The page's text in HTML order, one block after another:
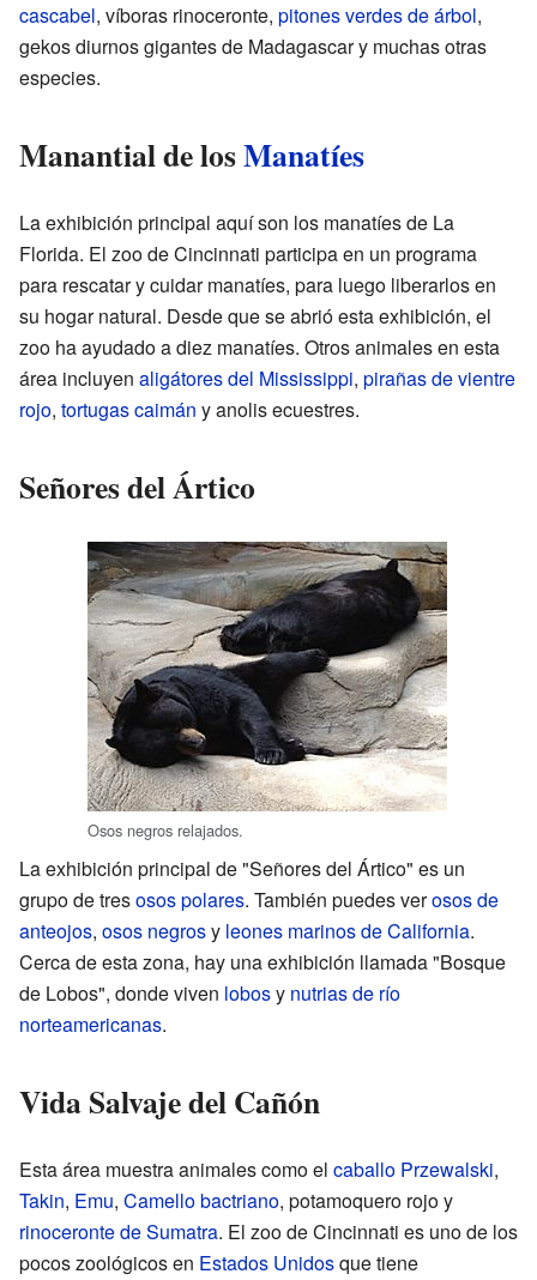
cascabel, víboras rinoceronte, pitones verdes de árbol,
gekos diurnos gigantes de Madagascar y muchas otras
especies.
Manantial de losManatíes
La exhibición principal aquí son los manatíes de La
Florida. El zoo de Cincinnati participa en un programa
para rescatar y cuidar manatíes, para luego liberarlos en
su hogar natural. Desde que se abrió esta exhibición, el
zoo ha ayudado a diez manatíes. Otros animales en esta
área incluyen aligátores del Mississippi, pirañas de vientre
rojo, tortugas caimán y anolis ecuestres.
Señores del Ártico
Osos negros relajados.
La exhibición principal de "Señores del Ártico" es un
grupo de tresosos polares. También puedes verosos de
anteojos, osos negrosy leones marinos de California.
Cerca de esta zona, hay una exhibición llamada "Bosque
de Lobos", donde viven lobosy nutrias de río
norteamericanas.
Vida Salvaje del Cañón
Esta área muestra animales como el caballo Przewalski,
Takin, Emu, Camello bactriano, potamoquero rojo y
rinoceronte de Sumatra. El zoo de Cincinnati es uno de los
pocos zoológicos en Estados Unidosque tiene